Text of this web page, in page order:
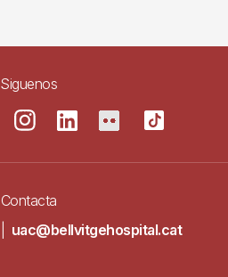
Siguenos
Contacta
uac@bellvitgehospital.cat